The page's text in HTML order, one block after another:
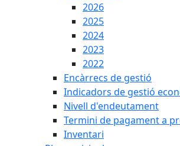
2026
2025
2024
2023
2022
Encàrrecs de gestió
Indicadors de gestió
Nivell d'endeutament
Termini de pagament a
Inventari